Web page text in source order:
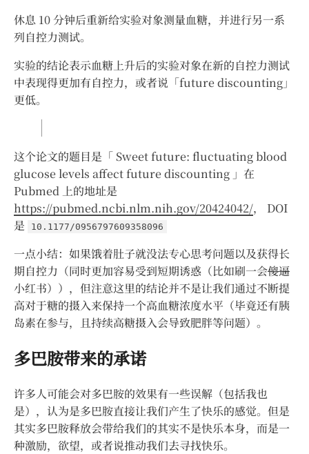
休息 10 分钟后重新给实验对象测量血糖，并进行另一系
列自控力测试。
实验的结论表示血糖上升后的实验对象在新的自控力测试
中表现得更加有自控力，或者说「future discounting」
更低。
这个论文的题目是「 Sweet future: fluctuating blood
glucose levels affect future discounting 」在
Pubmed 上的地址是
https://pubmed.ncbi.nlm.nih.gov/20424042/， DOI
是
10.1177/0956797609358096
一点小结：如果饿着肚子就没法专心思考问题以及获得长
期自控力（同时更加容易受到短期诱惑（比如刷一会傻逼
小红书）），但注意这里的结论并不是让我们通过不断提
高对于糖的摄入来保持一个高血糖浓度水平（毕竟还有胰
岛素在参与，且持续高糖摄入会导致肥胖等问题）。
多巴胺带来的承诺
许多人可能会对多巴胺的效果有一些误解（包括我也
是），认为是多巴胺直接让我们产生了快乐的感觉。但是
其实多巴胺释放会带给我们的其实不是快乐本身，而是一
种激励，欲望，或者说推动我们去寻找快乐。